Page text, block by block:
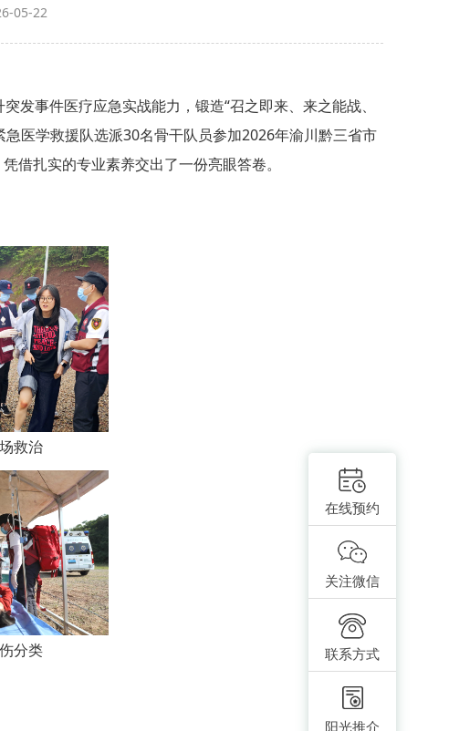
在线预约
关注微信
联系方式
阳光推介
05-22
发事件医疗应急实战能力，锻造“召之即来、来之能战、
医学救援队选派30名骨干队员参加2026年渝川黔三省市
借扎实的专业素养交出了一份亮眼答卷。
救治
分类